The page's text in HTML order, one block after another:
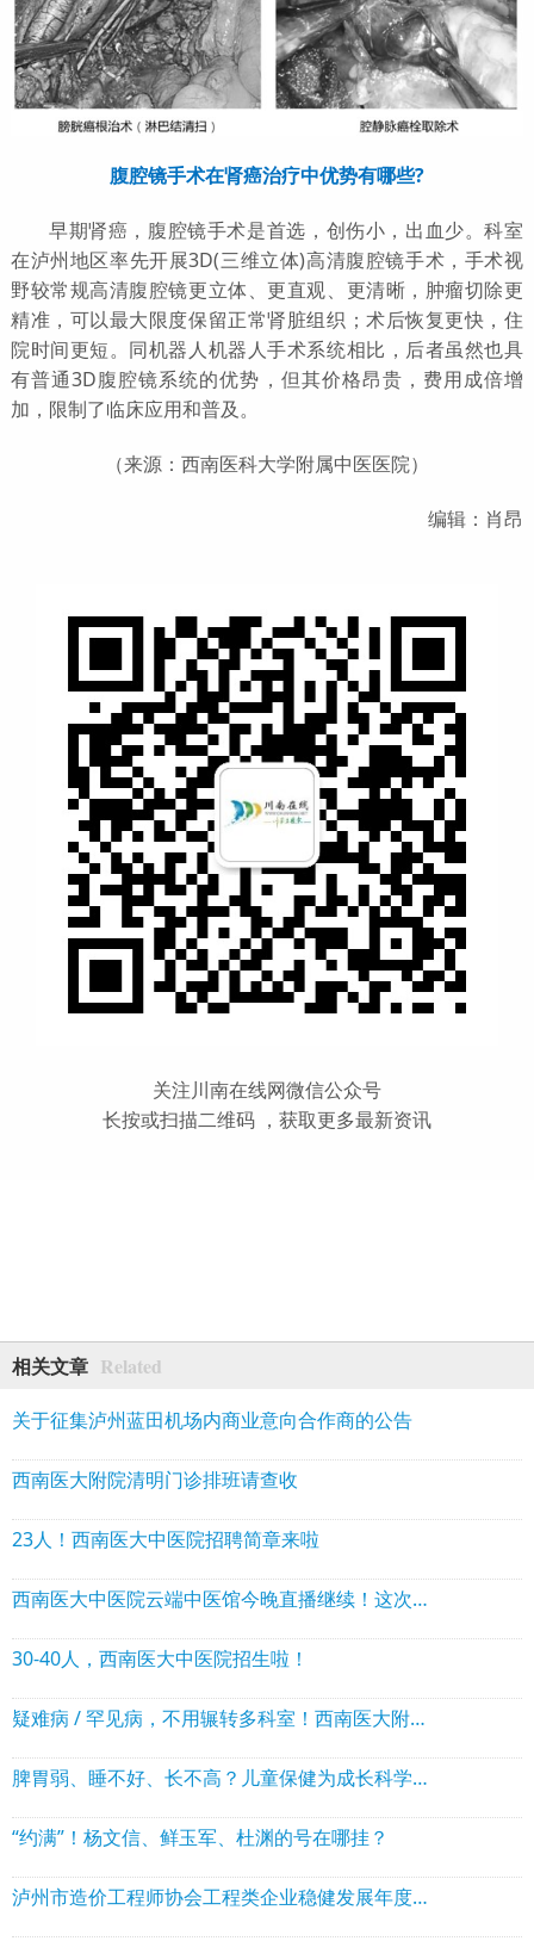
腹腔镜手术在肾癌治疗中优势有哪些?
早期肾癌，腹腔镜手术是首选，创伤小，出血少。科室
在泸州地区率先开展3D(三维立体)高清腹腔镜手术，手术视
野较常规高清腹腔镜更立体、更直观、更清晰，肿瘤切除更
精准，可以最大限度保留正常肾脏组织；术后恢复更快，住
院时间更短。同机器人机器人手术系统相比，后者虽然也具
有普通3D腹腔镜系统的优势，但其价格昂贵，费用成倍增
加，限制了临床应用和普及。
（来源：西南医科大学附属中医医院）
编辑：肖昂
关注川南在线网微信公众号
长按或扫描二维码 ，获取更多最新资讯
相关文章 Related
关于征集泸州蓝田机场内商业意向合作商的公告
西南医大附院清明门诊排班请查收
23人！西南医大中医院招聘简章来啦
西南医大中医院云端中医馆今晚直播继续！这次教保命绝招
30-40人，西南医大中医院招生啦！
疑难病 / 罕见病，不用辗转多科室！西南医大附院这个门诊，专家会诊一次搞定
脾胃弱、睡不好、长不高？儿童保健为成长科学护航→
“约满”！杨文信、鲜玉军、杜渊的号在哪挂？
泸州市造价工程师协会工程类企业稳健发展年度观察（2026）